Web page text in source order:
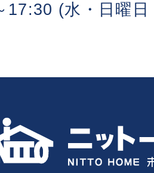
17:30 (水・日曜